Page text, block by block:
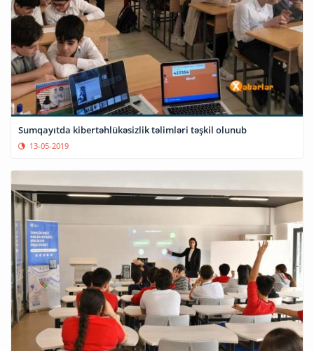
Sumqayıtda kibertəhlükəsizlik təlimləri təşkil olunub
13-05-2019